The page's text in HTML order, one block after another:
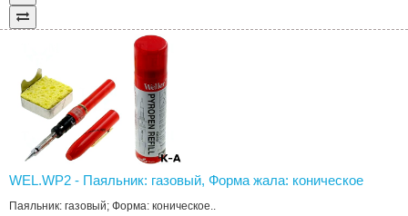
WEL.WP2 - Паяльник: газовый, Форма жала: коническое
Паяльник: газовый; Форма: коническое..